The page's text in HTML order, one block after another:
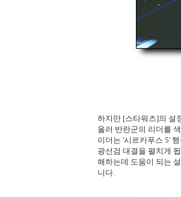
하지만 [스타워즈]의 설
울러 반란군의 리더를
이더는 '시르카푸스 5'
광선검 대결을 펼치게
해하는데 도움이 되는
니다.